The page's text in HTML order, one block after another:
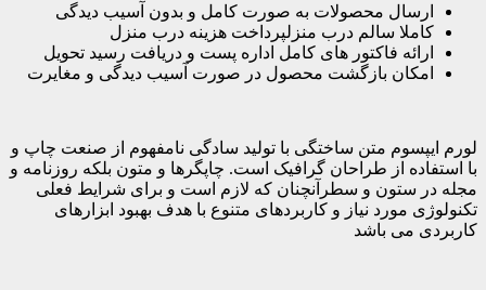
ارسال محصولات به صورت کامل و بدون آسیب دیدگی
کاملا سالم درب منزلپرداخت هزینه درب منزل
ارائه فاکتور های کامل اداره پست و دریافت رسید تحویل
امکان بازگشت محصول در صورت آسیب دیدگی و مغایرت
لورم ایپسوم متن ساختگی با تولید سادگی نامفهوم از صنعت چاپ و
با استفاده از طراحان گرافیک است. چاپگرها و متون بلکه روزنامه و
مجله در ستون و سطرآنچنان که لازم است و برای شرایط فعلی
تکنولوژی مورد نیاز و کاربردهای متنوع با هدف بهبود ابزارهای
کاربردی می باشد